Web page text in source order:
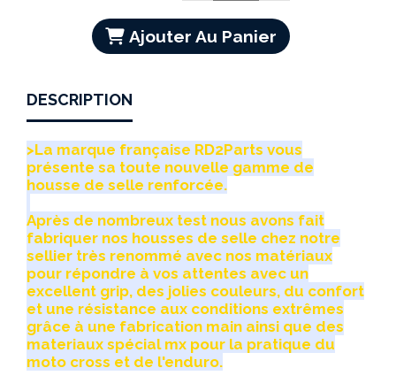
Ajouter Au Panier
DESCRIPTION
>La marque française RD2Parts vous
présente sa toute nouvelle gamme de
housse de selle renforcée.
Après de nombreux test nous avons fait
fabriquer nos housses de selle chez notre
sellier très renommé avec nos matériaux
pour répondre à vos attentes avec un
excellent grip, des jolies couleurs, du confort
et une résistance aux conditions extrêmes
grâce à une fabrication main ainsi que des
materiaux spécial mx pour la pratique du
moto cross et de l'enduro.